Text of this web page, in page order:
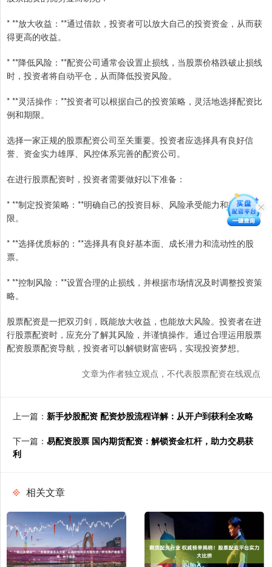
* **放大收益：**通过借款，投资者可以放大自己的投资资金，从而获
得更高的收益。
* **降低风险：**配资公司通常会设置止损线，当股票价格跌破止损线
时，投资者将自动平仓，从而降低投资风险。
* **灵活操作：**投资者可以根据自己的投资策略，灵活地选择配资比
例和期限。
选择一家正规的股票配资公司至关重要。投资者应选择具有良好信
誉、资金实力雄厚、风控体系完善的配资公司。
在进行股票配资时，投资者需要做好以下准备：
* **制定投资策略：**明确自己的投资目标、风险承受能力和投资期
限。
* **选择优质标的：**选择具有良好基本面、成长潜力和流动性的股
票。
* **控制风险：**设置合理的止损线，并根据市场情况及时调整投资策
略。
股票配资是一把双刃剑，既能放大收益，也能放大风险。投资者在进
行股票配资时，应充分了解其风险，并谨慎操作。通过合理运用股票
配资股票配资导航，投资者可以解锁财富密码，实现投资梦想。
文章为作者独立观点，不代表股票配资在线观点
上一篇： 新手炒股配资 配资炒股流程详解：从开户到获利全攻略
下一篇： 易配资股票 国内期货配资：解锁资金杠杆，助力交易获
利
相关文章